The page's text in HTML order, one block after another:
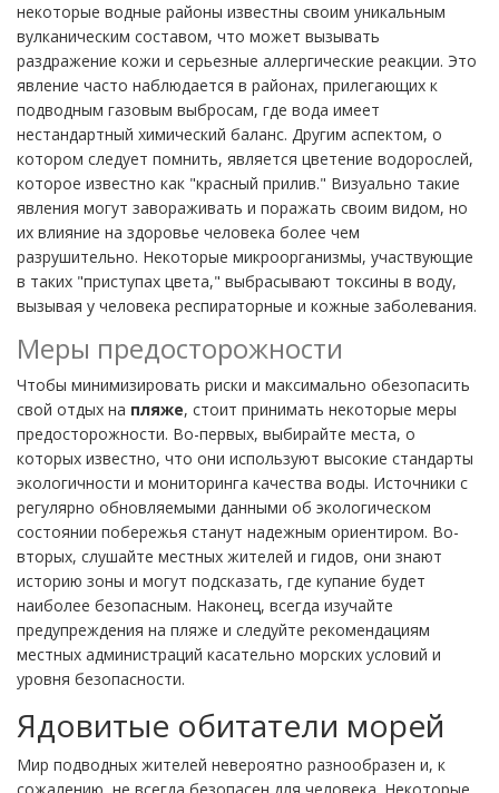
некоторые водные районы известны своим уникальным
вулканическим составом, что может вызывать
раздражение кожи и серьезные аллергические реакции. Это
явление часто наблюдается в районах, прилегающих к
подводным газовым выбросам, где вода имеет
нестандартный химический баланс. Другим аспектом, о
котором следует помнить, является цветение водорослей,
которое известно как "красный прилив." Визуально такие
явления могут завораживать и поражать своим видом, но
их влияние на здоровье человека более чем
разрушительно. Некоторые микроорганизмы, участвующие
в таких "приступах цвета," выбрасывают токсины в воду,
вызывая у человека респираторные и кожные заболевания.
Меры предосторожности
Чтобы минимизировать риски и максимально обезопасить
свой отдых на пляже, стоит принимать некоторые меры
предосторожности. Во-первых, выбирайте места, о
которых известно, что они используют высокие стандарты
экологичности и мониторинга качества воды. Источники с
регулярно обновляемыми данными об экологическом
состоянии побережья станут надежным ориентиром. Во-
вторых, слушайте местных жителей и гидов, они знают
историю зоны и могут подсказать, где купание будет
наиболее безопасным. Наконец, всегда изучайте
предупреждения на пляже и следуйте рекомендациям
местных администраций касательно морских условий и
уровня безопасности.
Ядовитые обитатели морей
Мир подводных жителей невероятно разнообразен и, к